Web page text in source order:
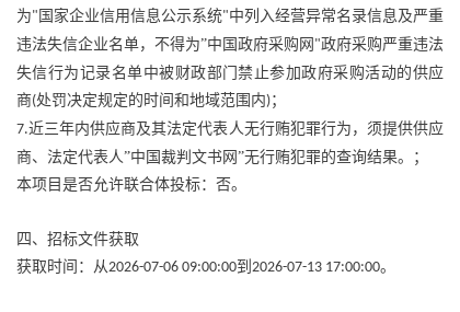
为" 国家企业信用信息公示系统"中列入经营异常名录信息及严重
违法失信企业名单，不得为”中国政府采购网 "政府采购严重违法
失信行为记录名单中被财政部门禁止参加政府采购活动的供应
商(处罚决定规定的时间和地域范围内)；
7.近三年内供应商及其法定代表人无行贿犯罪行为，须提供供应
商、法定代表人”中国裁判文书网”无行贿犯罪的查询结果。；
本项目是否允许联合体投标：否。
四、招标文件获取
获取时间：从2026-07-06 09:00:00到 2026-07-13 17:00:00。